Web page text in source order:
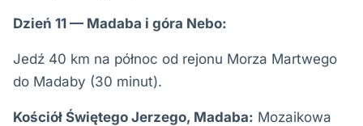
Dzień 11 — Madaba i góra Nebo:
Jedź 40 km na północ od rejonu Morza Martwego
do Madaby (30 minut).
Kościół Świętego Jerzego, Madaba: Mozaikowa